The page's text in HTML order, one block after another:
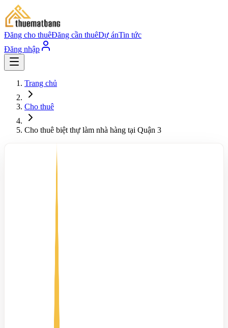
Đăng cho thuêĐăng cần thuêDự ánTin tức
Đăng nhập
Trang chủ
Cho thuê
Cho thuê biệt thự làm nhà hàng tại Quận 3